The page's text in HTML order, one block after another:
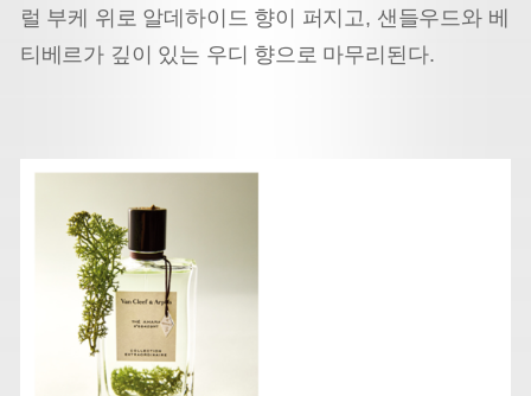
럴 부케 위로 알데하이드 향이 퍼지고, 샌들우드와 베
티베르가 깊이 있는 우디 향으로 마무리된다.